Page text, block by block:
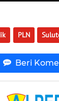
PLN
Beri